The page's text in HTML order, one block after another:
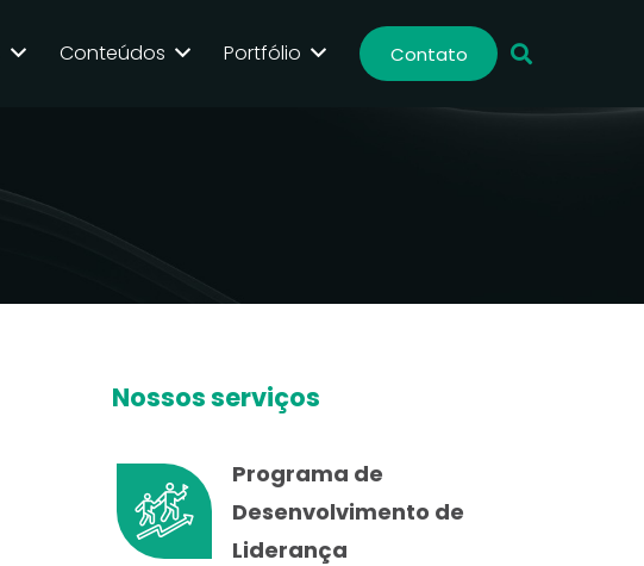
Conteúdos Portfólio Contato
Nossos serviços
Programa de
Desenvolvimento de
Liderança